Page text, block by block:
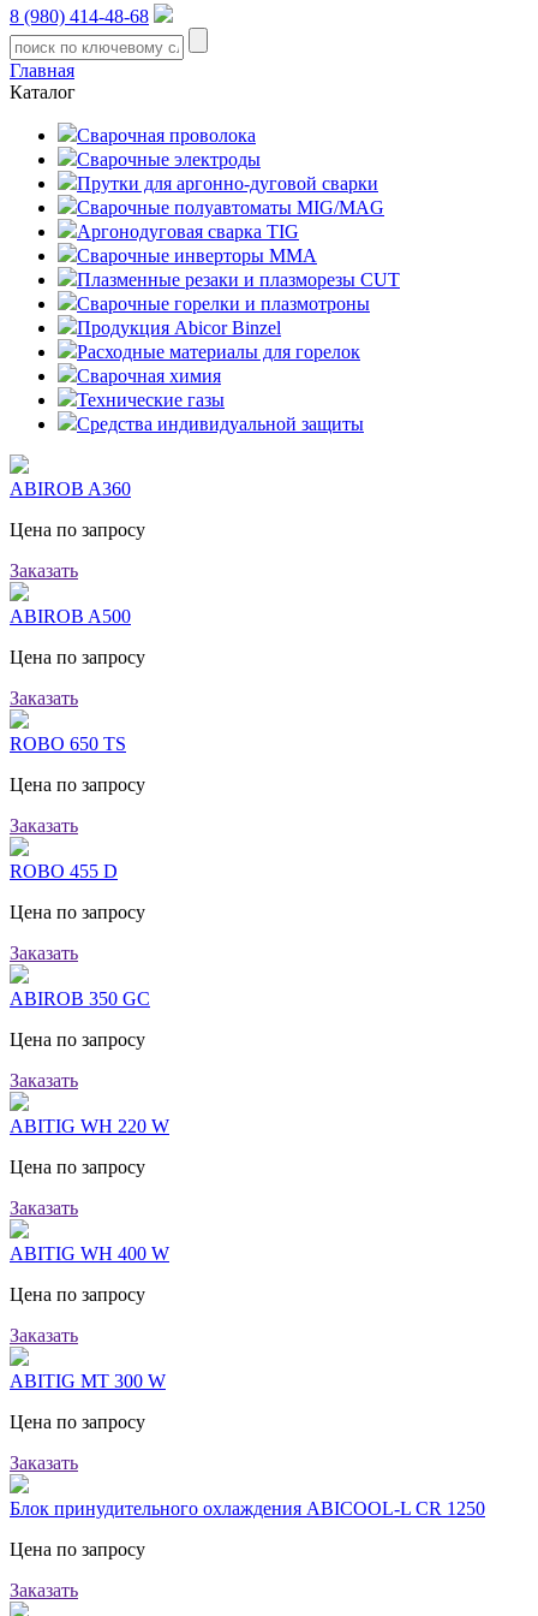
8 (980) 414-48-68
Главная
Каталог
Сварочная проволока
Сварочные электроды
Прутки для аргонно-дуговой сварки
Сварочные полуавтоматы MIG/MAG
Аргонодуговая сварка TIG
Сварочные инверторы MMA
Плазменные резаки и плазморезы CUT
Сварочные горелки и плазмотроны
Продукция Abicor Binzel
Расходные материалы для горелок
Сварочная химия
Технические газы
Средства индивидуальной защиты
ABIROB A360
Цена по запросу
Заказать
ABIROB A500
Цена по запросу
Заказать
ROBO 650 TS
Цена по запросу
Заказать
ROBO 455 D
Цена по запросу
Заказать
ABIROB 350 GC
Цена по запросу
Заказать
ABITIG WH 220 W
Цена по запросу
Заказать
ABITIG WH 400 W
Цена по запросу
Заказать
ABITIG MT 300 W
Цена по запросу
Заказать
Блок принудительного охлаждения ABICOOL-L CR 1250
Цена по запросу
Заказать